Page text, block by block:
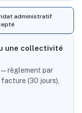
administratif
une collectivité
— règlement par
(30 jours),